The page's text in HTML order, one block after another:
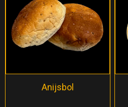
Anijsbol